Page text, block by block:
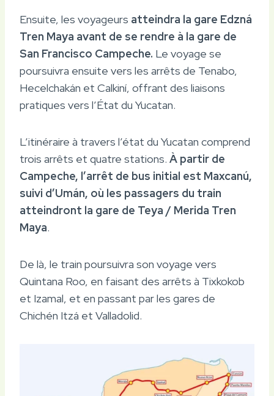
Ensuite, les voyageurs atteindra la gare Edzná
Tren Maya avant de se rendre à la gare de
San Francisco Campeche. Le voyage se
poursuivra ensuite vers les arrêts de Tenabo,
Hecelchakán et Calkiní, offrant des liaisons
pratiques vers l’État du Yucatan.
L’itinéraire à travers l’état du Yucatan comprend
trois arrêts et quatre stations. À partir de
Campeche, l’arrêt de bus initial est Maxcanú,
suivi d’Umán, où les passagers du train
atteindront la gare de Teya / Merida Tren
Maya.
De là, le train poursuivra son voyage vers
Quintana Roo, en faisant des arrêts à Tixkokob
et Izamal, et en passant par les gares de
Chichén Itzá et Valladolid.